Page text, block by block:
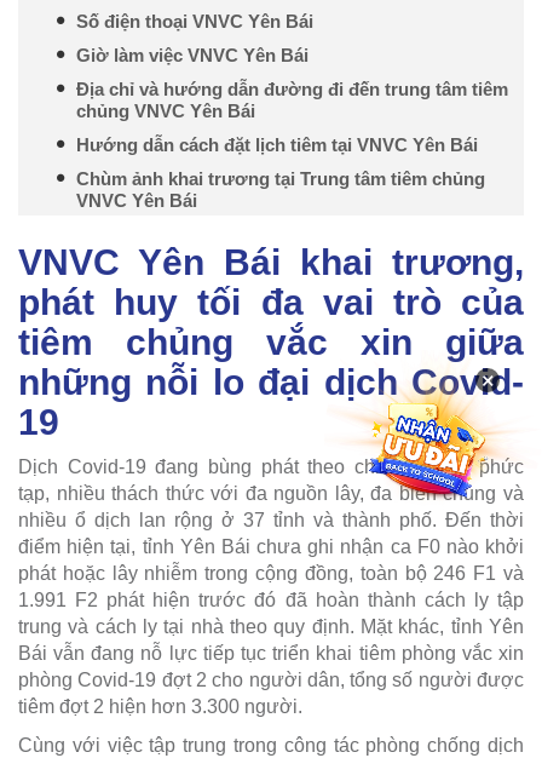
Số điện thoại VNVC Yên Bái
Giờ làm việc VNVC Yên Bái
Địa chỉ và hướng dẫn đường đi đến trung tâm tiêm
chủng VNVC Yên Bái
Hướng dẫn cách đặt lịch tiêm tại VNVC Yên Bái
Chùm ảnh khai trương tại Trung tâm tiêm chủng
VNVC Yên Bái
VNVC Yên Bái khai trương,
phát huy tối đa vai trò của
tiêm chủng vắc xin giữa
những nỗi lo đại dịch Covid-
19
Dịch Covid-19 đang bùng phát theo chiều hướng phức
tạp, nhiều thách thức với đa nguồn lây, đa biến chủng và
nhiều ổ dịch lan rộng ở 37 tỉnh và thành phố. Đến thời
điểm hiện tại, tỉnh Yên Bái chưa ghi nhận ca F0 nào khởi
phát hoặc lây nhiễm trong cộng đồng, toàn bộ 246 F1 và
1.991 F2 phát hiện trước đó đã hoàn thành cách ly tập
trung và cách ly tại nhà theo quy định. Mặt khác, tỉnh Yên
Bái vẫn đang nỗ lực tiếp tục triển khai tiêm phòng vắc xin
phòng Covid-19 đợt 2 cho người dân, tổng số người được
tiêm đợt 2 hiện hơn 3.300 người.
Cùng với việc tập trung trong công tác phòng chống dịch
×